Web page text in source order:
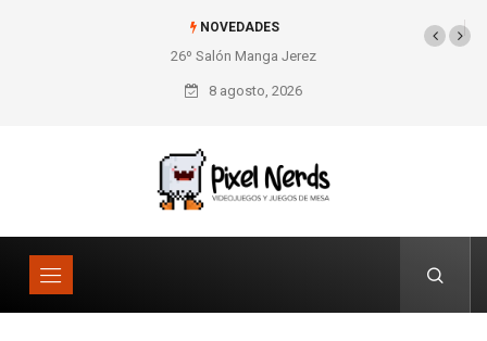
NOVEDADES
26º Salón Manga Jerez SNES Pixel Book para
los amantes de lo retro
8 agosto, 2026